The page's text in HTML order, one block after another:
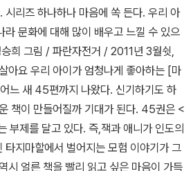
게 한 책들^^ 미스터리 성장문학이예
해 마이클 코넬리를 알게 된 것만으로
버 책도 괜찮지만, 이미 그의 스토리 전개
감이떨어졌어요. 3권 모두 자신이 살기
서바이벌 살육이라는 점이 공통점이지만
이'는 솔직히 공상과학으로 분류해도 될
구조절구역' 역시 배경이 미래사회라는
깝고,'24시간7일'이 가장 액션 스릴러에
시리즈 하나하나 마음에 쏙 든다. 우리 아
라 문화에 대해 많이 배우고 느낄 수 있으
희 그림 / 파란자전거 / 2011년 3월쉿,
아요 우리 아이가 엄청나게 좋아하는 [마
느 새 45편까지 나왔다. 신기하기도 하
책이 만들어질까 기대가 된다. 45권은 <
부제를 달고 있다. 즉,잭과 애니가 인도의
타지마할에서 벌어지는 모험 이야기가 그
시 얼른 책을 빨리 읽고 싶은 마음이 가득